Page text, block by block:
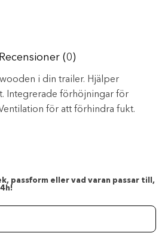
Recensioner (0)
i din trailer. Hjälper
Integrerade förhöjningar för
för att förhindra fukt.
passform eller vad varan passar till,